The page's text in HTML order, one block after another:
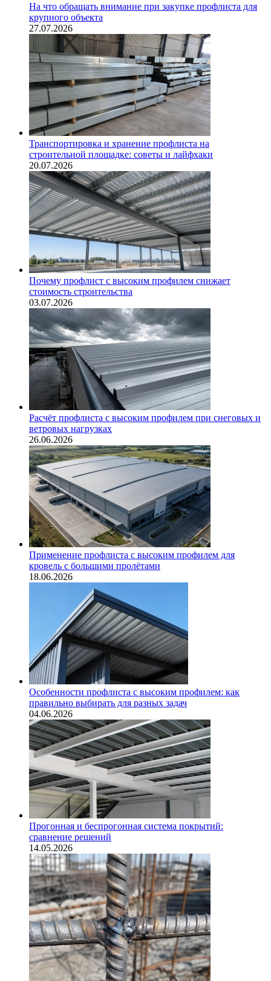
На что обращать внимание при закупке профлиста для
крупного объекта
27.07.2026
Транспортировка и хранение профлиста на
строительной площадке: советы и лайфхаки
20.07.2026
Почему профлист с высоким профилем снижает
стоимость строительства
03.07.2026
Расчёт профлиста с высоким профилем при снеговых и
ветровых нагрузках
26.06.2026
Применение профлиста с высоким профилем для
кровель с большими пролётами
18.06.2026
Особенности профлиста с высоким профилем: как
правильно выбирать для разных задач
04.06.2026
Прогонная и беспрогонная система покрытий:
сравнение решений
14.05.2026